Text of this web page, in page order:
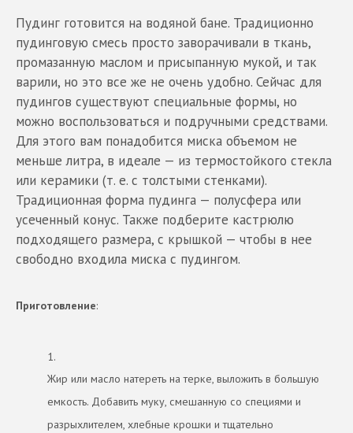
Пудинг готовится на водяной бане. Традиционно
пудинговую смесь просто заворачивали в ткань,
промазанную маслом и присыпанную мукой, и так
варили, но это все же не очень удобно. Сейчас для
пудингов существуют специальные формы, но
можно воспользоваться и подручными средствами.
Для этого вам понадобится миска объемом не
меньше литра, в идеале — из термостойкого стекла
или керамики (т. е. с толстыми стенками).
Традиционная форма пудинга — полусфера или
усеченный конус. Также подберите кастрюлю
подходящего размера, с крышкой — чтобы в нее
свободно входила миска с пудингом.
Приготовление:
1.
Жир или масло натереть на терке, выложить в большую
емкость. Добавить муку, смешанную со специями и
разрыхлителем, хлебные крошки и тщательно